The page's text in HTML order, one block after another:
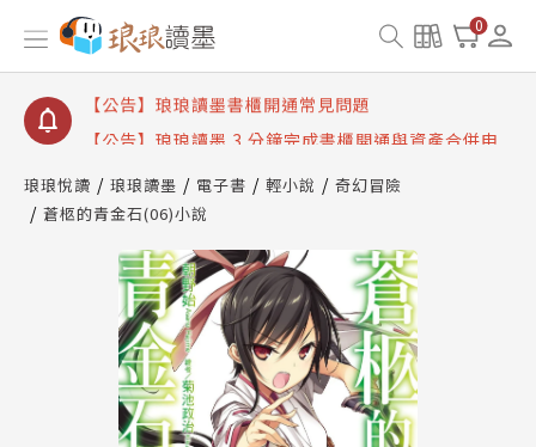
0
【公告】琅琅讀墨數位閱讀資產合併與書櫃開通申請
【公告】琅琅讀墨書櫃開通常見問題
【公告】琅琅讀墨 3 分鐘完成書櫃開通與資產合併申
請圖文教學
查詢
【公告】琅琅讀墨數位閱讀資產合併與書櫃開通申請
琅琅悅讀 琅琅讀墨 電子書 輕小說
奇幻冒險
蒼柩的青金石(06)小說